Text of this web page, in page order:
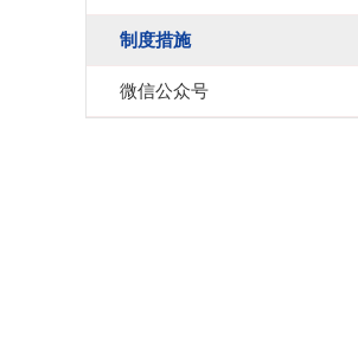
制度措施
微信公众号